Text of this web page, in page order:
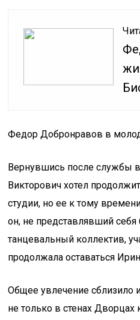
Федор Добронравов в
Вернувшись после службы
Викторович хотел
студии, но ее к тому
он, не представлявший себя
танцевальный коллектив,
продолжала оставаться
Общее увлечение сблизило
не только в стенах